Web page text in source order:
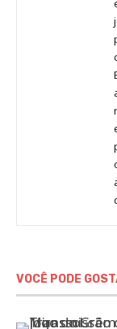
VOCÊ PODE